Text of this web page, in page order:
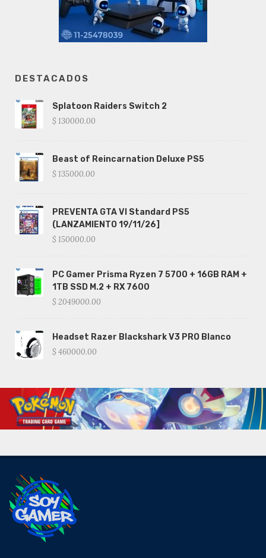
DESTACADOS
Splatoon Raiders Switch 2
$ 130000.00
Beast of Reincarnation Deluxe PS5
$ 135000.00
PREVENTA GTA VI Standard PS5
(LANZAMIENTO 19/11/26]
$ 150000.00
PC Gamer Prisma Ryzen 7 5700 + 16GB RAM +
1TB SSD M.2 + RX 7600
$ 2049000.00
Headset Razer Blackshark V3 PRO Blanco
$ 460000.00